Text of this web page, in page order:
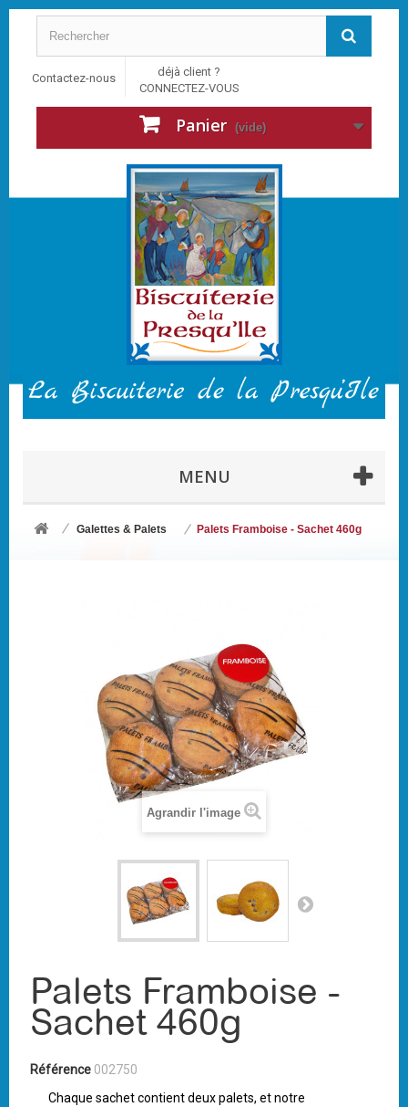
Contactez-nous
déjà client ?
CONNECTEZ-VOUS
Panier (vide)
MENU
Galettes & Palets Palets Framboise - Sachet 460g
Agrandir l'image
Palets Framboise -
Sachet 460g
Référence 002750
Chaque sachet contient deux palets, et notre